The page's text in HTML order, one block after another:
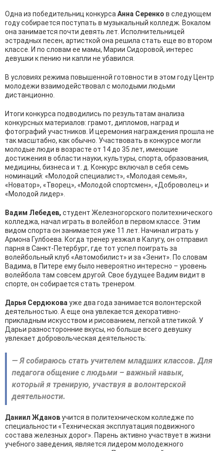
Одна из победительниц конкурса Анна Серенко в следующем
году собирается поступать в музыкальный колледж. Вокалом
она занимается почти девять лет. Исполнительницей
эстрадных песен, артисткой она решила стать еще во втором
классе. И по словам ее мамы, Марии Сидоровой, интерес
девушки к пению ни капли не убавился.
В условиях режима повышенной готовности в этом году Центр
молодежи взаимодействовал с молодыми людьми
дистанционно.
Итоги конкурса подводились по результатам анализа
конкурсных материалов: грамот, дипломов, наград и
фотографий участников. И церемония награждения прошла не
так масштабно, как обычно. Участвовать в конкурсе могли
молодые люди в возрасте от 14 до 35 лет, имеющие
достижения в области науки, культуры, спорта, образования,
медицины, бизнеса и т. д. Конкурс включал в себя семь
номинаций: «Молодой специалист», «Молодая семья»,
«Новатор», «Творец», «Молодой спортсмен», «Доброволец» и
«Молодой лидер».
Вадим Лебедев, студент Железногорского политехнического
колледжа, начал играть в волейбол в первом классе. Этим
видом спорта он занимается уже 11 лет. Начинал играть у
Армона Гулбоева. Когда тренер уезжал в Калугу, он отправил
парня в Санкт-Петербург, где тот успел поиграть за
волейбольный клуб «Автомобилист» и за «Зенит». По словам
Вадима, в Питере ему было невероятно интересно – уровень
волейбола там совсем другой. Свое будущее Вадим видит в
спорте, он собирается стать тренером.
Дарья Сердюкова уже два года занимается волонтерской
деятельностью. А еще она увлекается декоративно-
прикладным искусством и рисованием, легкой атлетикой. У
Дарьи разносторонние вкусы, но больше всего девушку
увлекает добровольческая деятельность:
— Я собираюсь стать учителем младших классов. Для
педагога общение с людьми – важный навык,
который я тренирую, участвуя в волонтерской
деятельности.
Даниил Ждановучится в политехническом колледже по
специальности «Техническая эксплуатация подвижного
состава железных дорог». Парень активно участвует в жизни
учебного заведения, является лидером молодежного